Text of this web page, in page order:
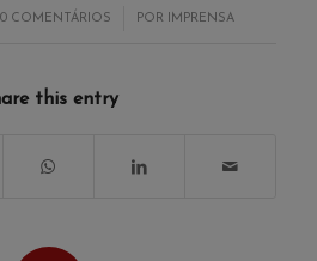
0 COMENTÁRIOS
/ POR IMPRENSA
this entry